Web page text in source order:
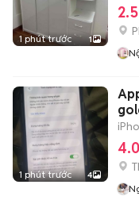
1 phút trước 1
1 phút trước 4